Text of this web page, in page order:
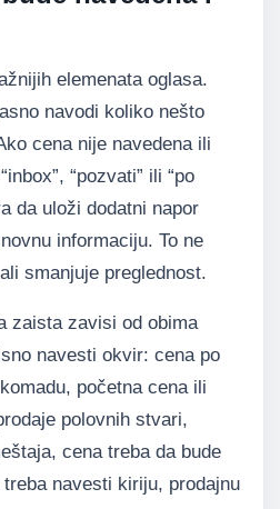
elemenata oglasa.
navodi koliko nešto
cena nije navedena ili
“pozvati” ili “po
da uloži dodatni napor
informaciju. To ne
smanjuje preglednost.
zaista zavisi od obima
navesti okvir: cena po
početna cena ili
polovnih stvari,
cena treba da bude
navesti kiriju, prodajnu